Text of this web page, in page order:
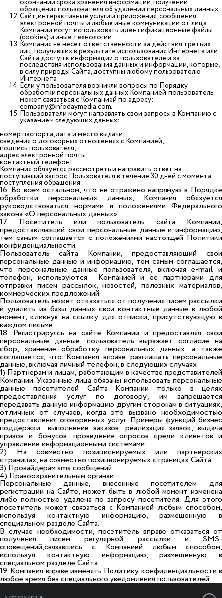
окончании срока хранения информации, получении
обращения пользователя об удалении персональных данных.
Сайт, интерактивные услуги и приложения, сообщения
электронной почты и любые иные коммуникации от лица
Компании могут использовать идентификационные файлы
(сookies) и иные технологии.
Компания не несет ответственности за действия третьих
лиц, получивших в результате использования Интернета или
Сайта доступ к информации о пользователе и за
последствия использования данных и информации, которые,
в силу природы Сайта, доступны любому пользователю
Интернета.
Если у пользователя возникли вопросы по Порядку
обработки персональных данных Компанией, пользователь
может связаться с Компанией по адресу:
company@infodaymedia.com.
Пользователи могут направлять свои запросы в Компанию с
указанием следующих данных:
номер паспорта, дата и место выдачи,
сведения о договорных отношениях с Компанией,
подпись пользователя,
адрес электронной почты,
контактный телефон.
Компания обязуется рассмотреть и направить ответ на
поступивший запрос Пользователя в течение 30 дней с момента
поступления обращения.
16. Во всем остальном, что не отражено напрямую в Порядке
обработки персональных данных, Компания обязуется
руководствоваться нормами и положениями Федерального
закона «О персональных данных»
17. Посетитель или пользователь сайта Компании,
предоставляющий свои персональные данные и информацию,
тем самым соглашается с положениями настоящей Политики
конфиденциальности.
Пользователь сайта Компании, предоставляющий свои
персональные данные и информацию, тем самым соглашается,
что персональные данные пользователя, включая e-mail и
телефон, используются Компанией и ее партнерами для
отправки писем рассылок, новостей, полезных материалов,
коммерческих предложений.
Пользователь может отказаться от получения писем рассылки
и удалить из базы данных свои контактные данные в любой
момент, кликнув на ссылку для отписки, присутствующую в
каждом письме.
18. Регистрируясь на сайте Компании и предоставляя свои
персональные данные, пользователь выражает согласие на
сбор, хранение обработку персональных данных, а также
соглашается, что Компания вправе разглашать персональные
данные, включая личный телефон, в следующих случаях:
1) Партнерам и лицам, работающим в качестве представителей
Компании. Указанные лица обязаны использовать персональные
данные посетителей Сайта Компании только в целях
предоставления услуг по договору; им запрещается
передавать данную информацию другим сторонам в ситуациях,
отличных от случаев, когда это вызвано необходимостью
предоставления оговоренных услуг. Примеры функций бизнес
поддержки: выполнение заказов, реализация заявок, выдача
призов и бонусов, проведение опросов среди клиентов и
управление информационными системами.
2) На совместно позиционируемых или партнерских
страницах, на совместно позиционируемых страницах Сайта.
3) Провайдерам sms сообщений
4) Правоохранительным органам.
Персональные данные, внесенные посетителем для
регистрации на Сайте, может быть в любой момент изменена
либо полностью удалена по запросу посетителя. Для этого
посетитель может связаться с Компанией любым способом,
используя контактную информацию, размещенную в
специальном разделе Сайта.
В случае необходимости, посетитель вправе отказаться от
получения писем регулярной рассылки и SMS-
оповещений,связавшись с Компанией любым способом,
используя контактную информацию, размещенную в
специальном разделе Сайта.
19. Компания вправе изменять Политику конфиденциальности в
любое время без специального уведомления пользователей.